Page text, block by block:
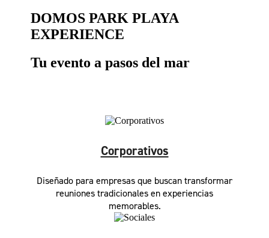
DOMOS PARKPLAYA
EXPERIENCE
Tu eventoa pasos del mar
Corporativos
Diseñado para empresas que buscan transformar
reuniones tradicionales en experiencias
memorables.